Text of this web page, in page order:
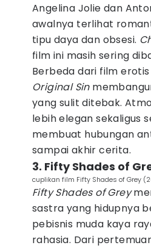
Angelina Jolie dan
awalnya terlihat
tipu daya dan obsesi.
film ini masih sering
Berbeda dari film
Original Sin
yang sulit ditebak.
lebih elegan sekaligus
membuat hubungan
sampai akhir cerita.
3. Fifty Shades of
cuplikan film Fifty Shades of Grey
Fifty Shades of Grey
sastra yang hidupnya
pebisnis muda kaya
rahasia. Dari